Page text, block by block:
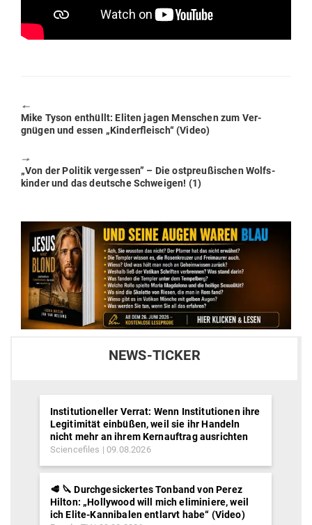
🠔
Previous
post:
Mike Tyson ent­hüllt: Eliten jagen Men­schen zum Ver­
gnügen und essen „Kin­der­fleisch“ (Video)
🠖
Next
post:
„Von der Politik ver­gessen” – Die ost­preu­ßi­schen Wolfs­
kinder und das deutsche Schweigen! (1)
NEWS-TICKER
Institutioneller Verrat: Wenn Institutionen ihre
Legitimität einbüßen, weil sie ihr Handeln
nicht mehr an ihrem Kernauftrag ausrichten
Sciencefiles 09.08.2026
🥩 🔪 Durchgesickertes Tonband von Perez
Hilton: „Hollywood will mich eliminiere, weil
ich Elite-Kannibalen entlarvt habe“ (Video)